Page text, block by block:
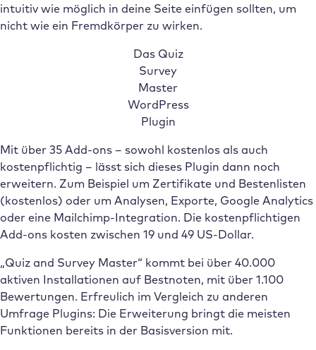
intuitiv wie möglich in deine Seite einfügen sollten, um
nicht wie ein Fremdkörper zu wirken.
Das Quiz
Survey
Master
WordPress
Plugin
Mit über 35 Add-ons – sowohl kostenlos als auch
kostenpflichtig – lässt sich dieses Plugin dann noch
erweitern. Zum Beispiel um Zertifikate und Bestenlisten
(kostenlos) oder um Analysen, Exporte, Google Analytics
oder eine Mailchimp-Integration. Die kostenpflichtigen
Add-ons kosten zwischen 19 und 49 US-Dollar.
„Quiz and Survey Master“ kommt bei über 40.000
aktiven Installationen auf Bestnoten, mit über 1.100
Bewertungen. Erfreulich im Vergleich zu anderen
Umfrage Plugins: Die Erweiterung bringt die meisten
Funktionen bereits in der Basisversion mit.